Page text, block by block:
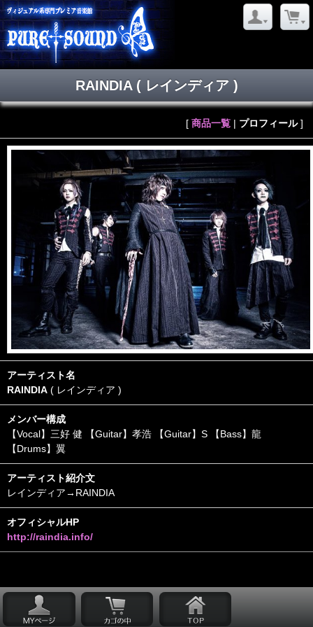
RAINDIA( レインディア )
[ 商品一覧 | プロフィール]
アーティスト名
RAINDIA ( レインディア )
メンバー構成
【Vocal】三好 健 【Guitar】孝浩 【Guitar】S 【Bass】龍
【Drums】翼
アーティスト紹介文
レインディア→RAINDIA
オフィシャルHP
http://raindia.info/